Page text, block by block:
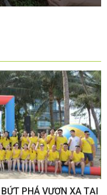
PHÁ VƯƠN XA TẠI